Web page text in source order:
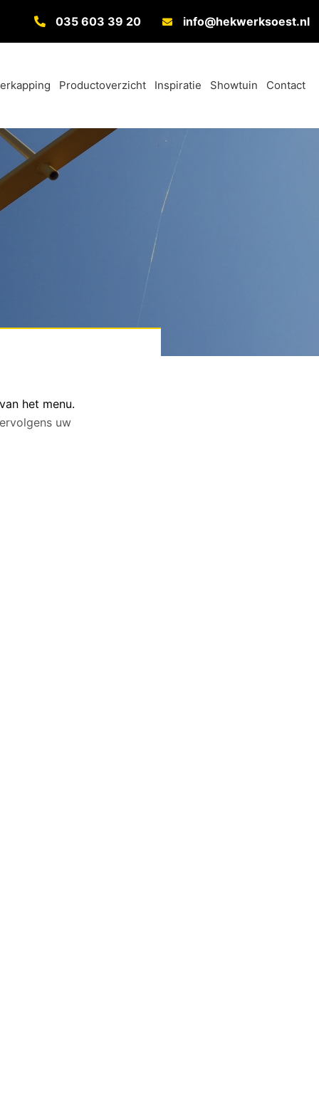
035 603 39 20 info@hekwerksoest.nl
Productoverzicht Inspiratie Showtuin Contact
het menu.
uw